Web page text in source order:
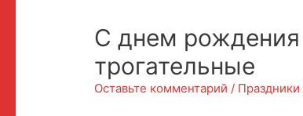
С днем
трогательные
Оставьте комментарий / Праздники